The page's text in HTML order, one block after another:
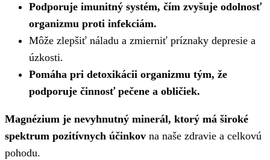
Podporuje imunitný systém, čím zvyšuje odolnosť
organizmu proti infekciám.
Môže zlepšiť náladu a zmierniť príznaky depresie a
úzkosti.
Pomáha pri detoxikácii organizmu tým, že
podporuje činnosť pečene a obličiek.
Magnézium je nevyhnutný minerál, ktorý má široké
spektrum pozitívnych účinkov na naše zdravie a celkovú
pohodu.